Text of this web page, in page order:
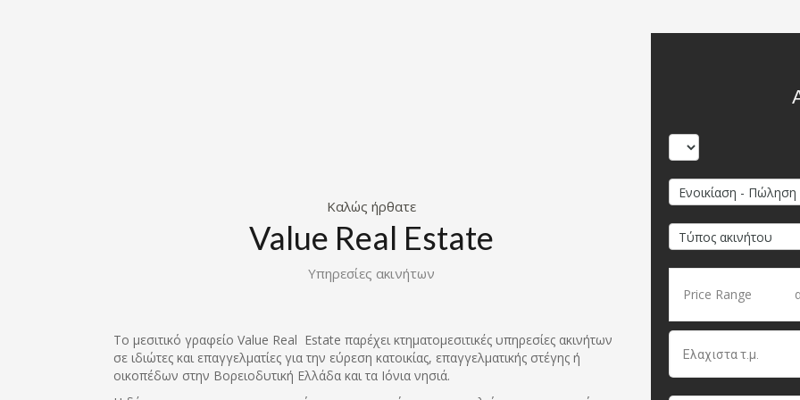
Καλώς ήρθατε
Value Real Estate
Υπηρεσίες ακινήτων
Το μεσιτικό γραφείο Value Real Estate παρέχει κτηματομεσιτικές υπηρεσίες ακινήτων
σε ιδιώτες και επαγγελματίες για την εύρεση κατοικίας, επαγγελματικής στέγης ή
οικοπέδων στην Βορειοδυτική Ελλάδα και τα Ιόνια νησιά.
Price Range